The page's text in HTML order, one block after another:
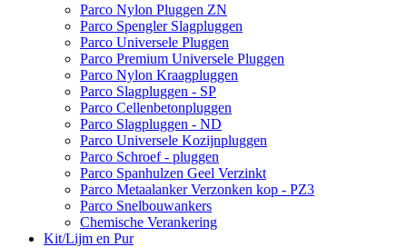
Parco Nylon Pluggen ZN
Parco Spengler Slagpluggen
Parco Universele Pluggen
Parco Premium Universele Pluggen
Parco Nylon Kraagpluggen
Parco Slagpluggen - SP
Parco Cellenbetonpluggen
Parco Slagpluggen - ND
Parco Universele Kozijnpluggen
Parco Schroef - pluggen
Parco Spanhulzen Geel Verzinkt
Parco Metaalanker Verzonken kop - PZ3
Parco Snelbouwankers
Chemische Verankering
Kit/Lijm en Pur